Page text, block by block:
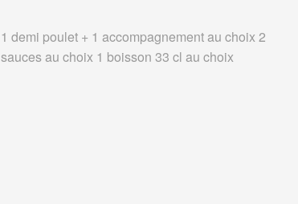
1 demi poulet + 1 accompagnement au choix 2
sauces au choix 1 boisson 33 cl au choix